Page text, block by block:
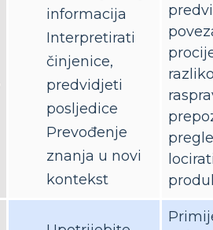
informacija
Interpretirati
činjenice,
predvidjeti
posljedice
Prevođenje
znanja u novi
kontekst